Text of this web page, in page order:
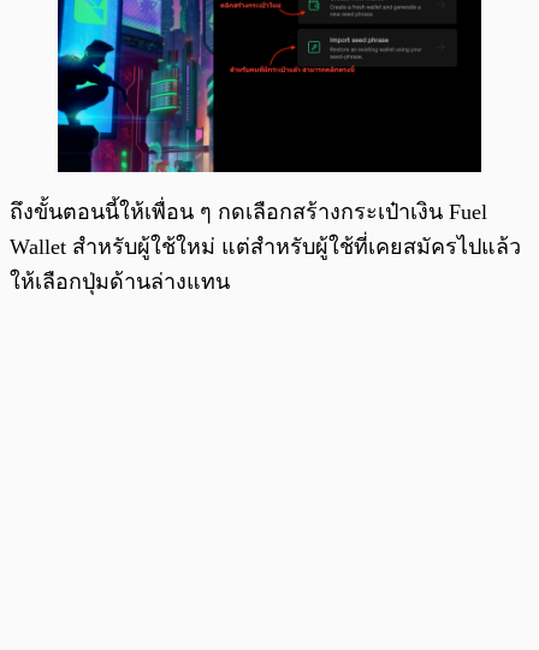
ถึงขั้นตอนนี้ให้เพื่อน ๆ กดเลือกสร้างกระเป๋าเงิน Fuel
Wallet สำหรับผู้ใช้ใหม่ แต่สำหรับผู้ใช้ที่เคยสมัครไปแล้ว
ให้เลือกปุ่มด้านล่างแทน